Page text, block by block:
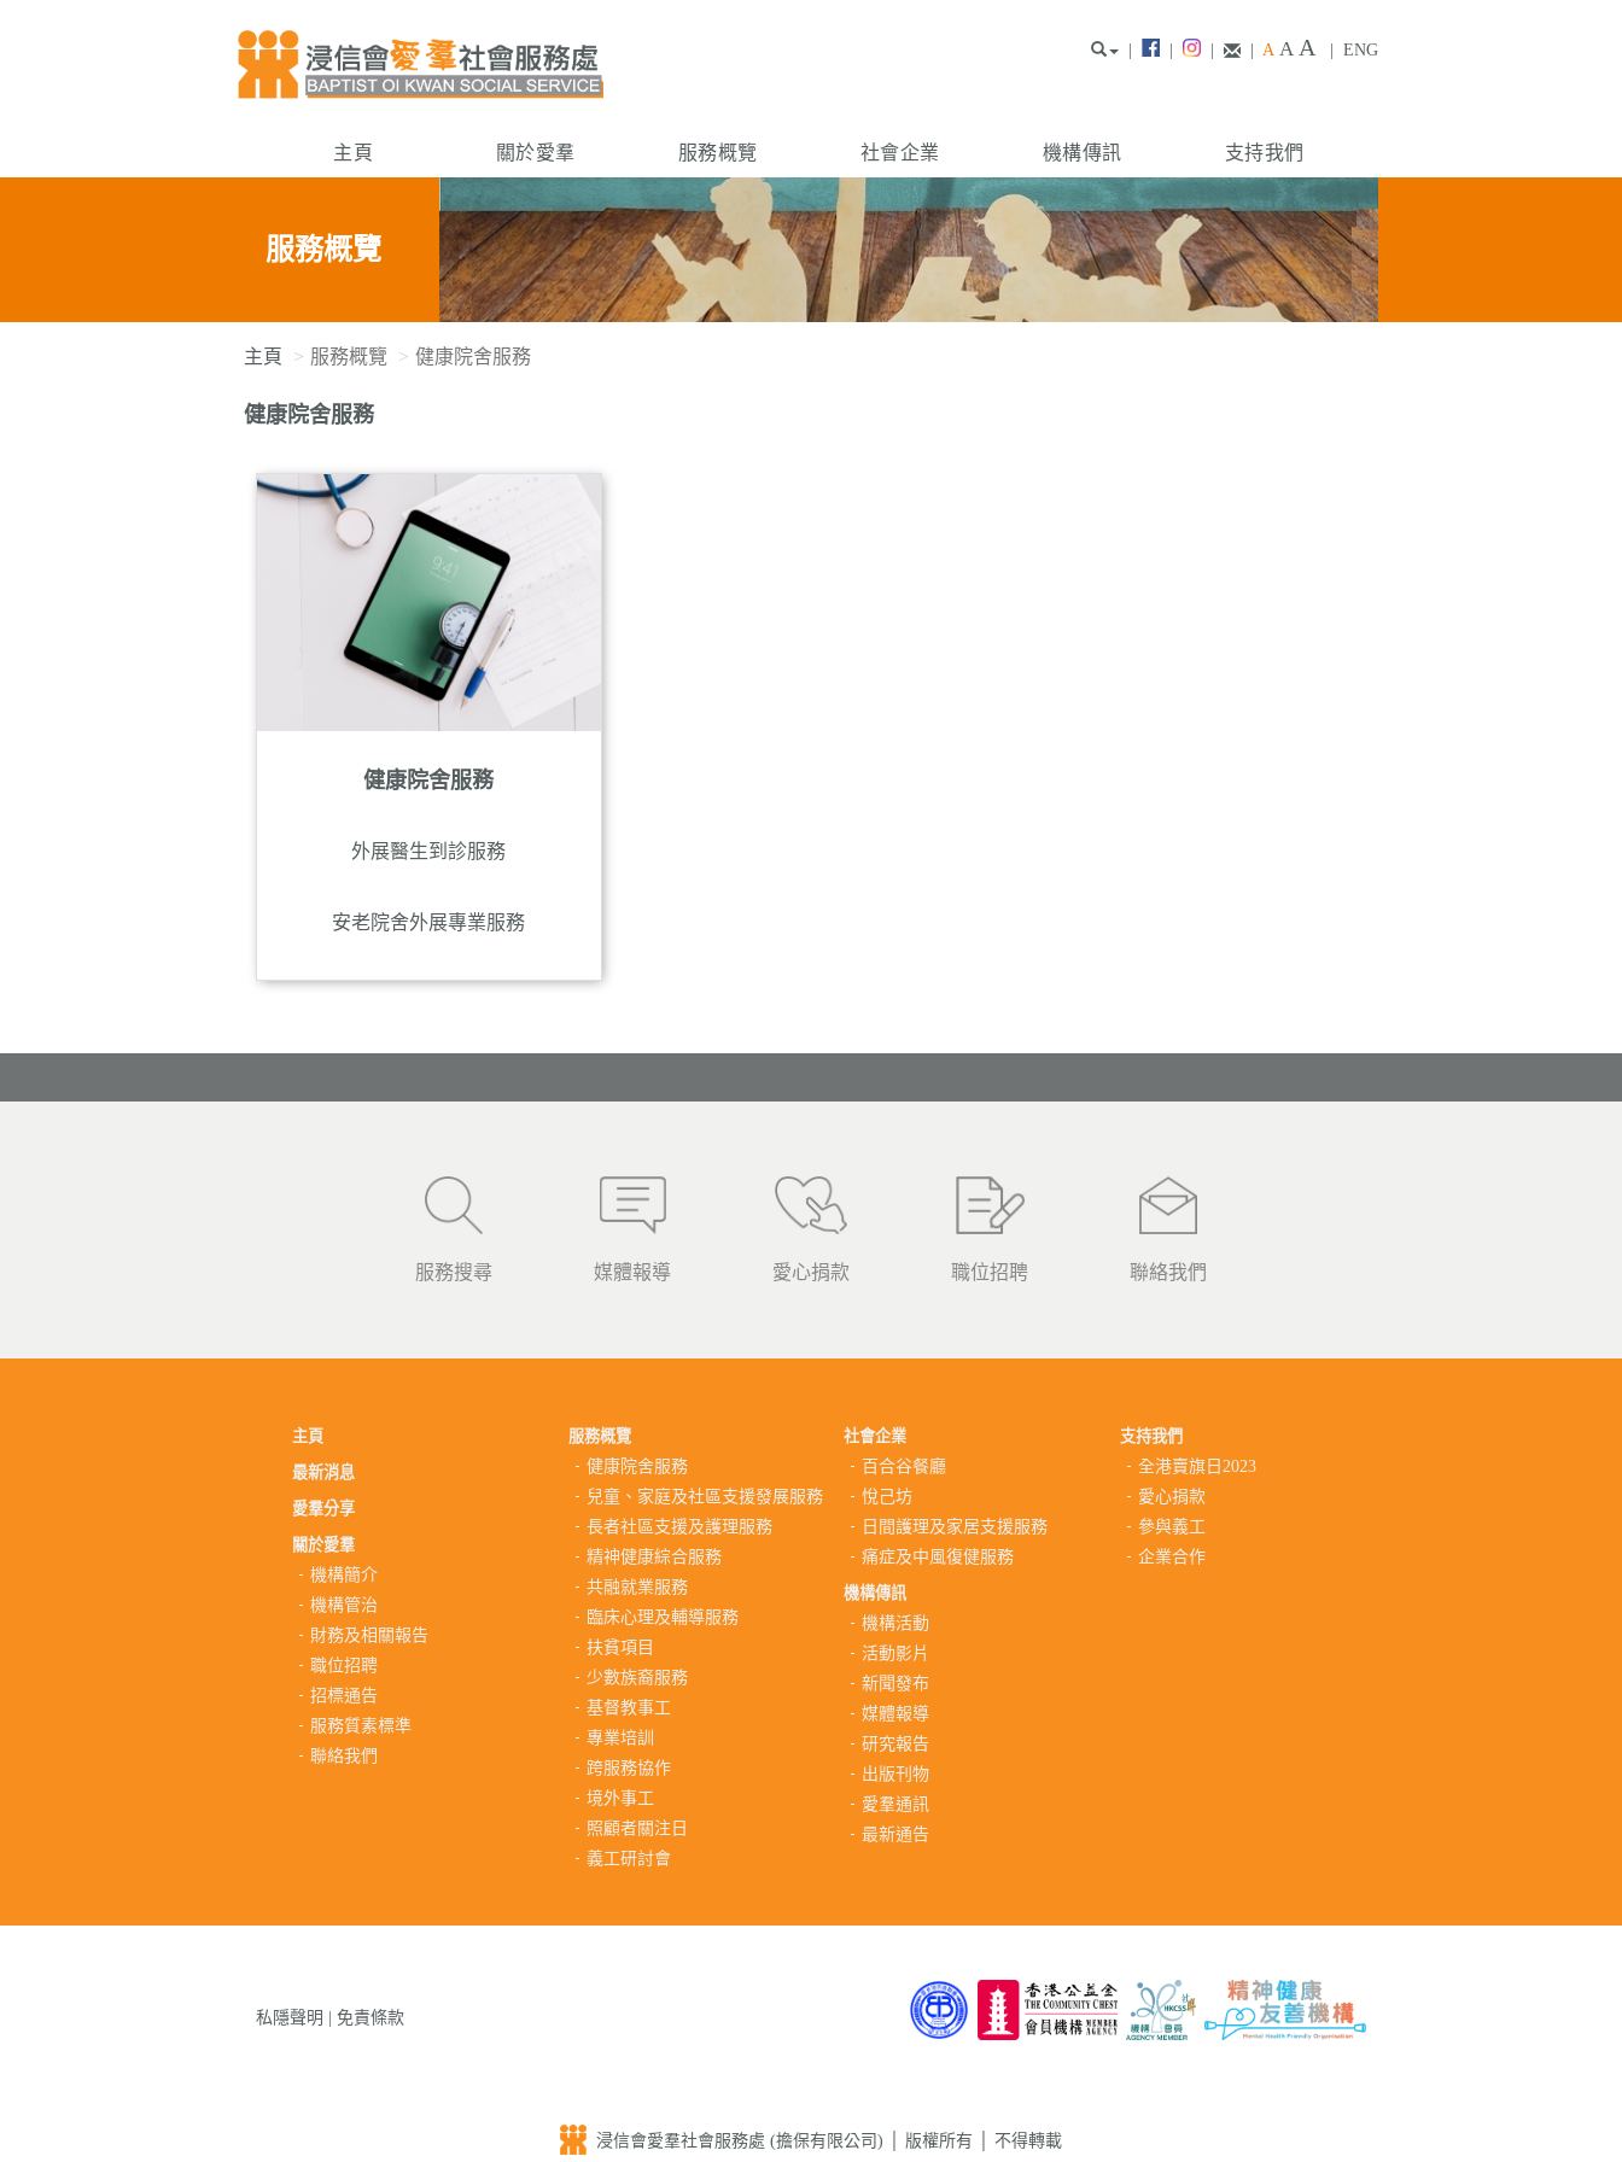
| | | A A A ENG
主頁 關於愛羣 服務概覽 社會企業 機構傳訊 支持我們
服務概覽
主頁 服務概覽 健康院舍服務
健康院舍服務
健康院舍服務
外展醫生到診服務
安老院舍外展專業服務
服務搜尋 媒體報導 愛心捐款 職位招聘 聯絡我們
主頁
最新消息
愛羣分享
關於愛羣
機構簡介
機構管治
財務及相關報告
職位招聘
招標通告
服務質素標準
聯絡我們
服務概覽
健康院舍服務
兒童、家庭及社區支援發展服務
長者社區支援及護理服務
精神健康綜合服務
共融就業服務
臨床心理及輔導服務
扶貧項目
少數族裔服務
基督教事工
專業培訓
跨服務協作
境外事工
照顧者關注日
義工研討會
社會企業
百合谷餐廳
悅己坊
日間護理及家居支援服務
痛症及中風復健服務
機構傳訊
機構活動
活動影片
新聞發布
媒體報導
研究報告
出版刊物
愛羣通訊
最新通告
支持我們
全港賣旗日2023
愛心捐款
參與義工
企業合作
私隱聲明 免責條款
浸信會愛羣社會服務處 (擔保有限公司) │ 版權所有 │ 不得轉載